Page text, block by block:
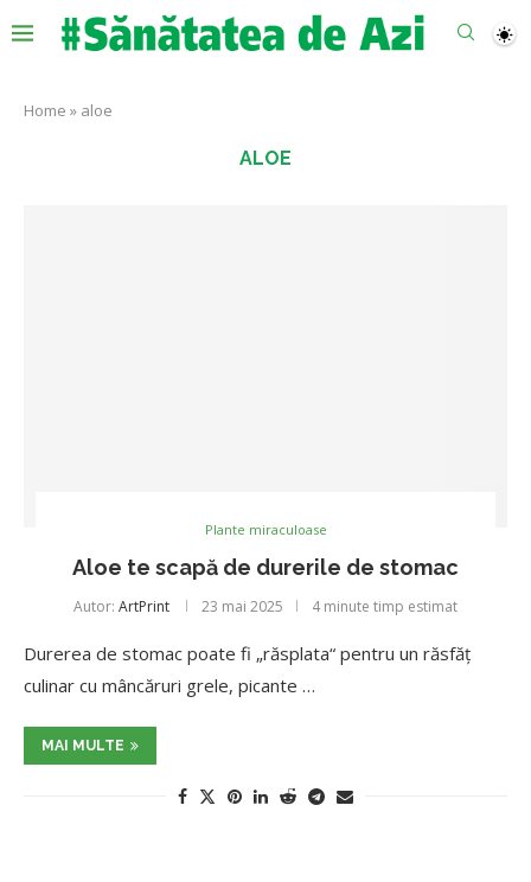
Home » aloe
ALOE
Plante miraculoase
Aloe te scapă de durerile de stomac
Autor: ArtPrint 23 mai 2025 4 minute timp estimat
Durerea de stomac poate fi „răsplata“ pentru un răsfăţ
culinar cu mâncăruri grele, picante …
MAI MULTE